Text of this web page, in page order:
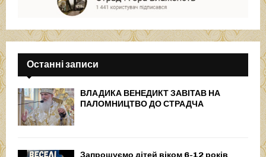
Останні записи
ВЛАДИКА ВЕНЕДИКТ ЗАВІТАВ НА
ПАЛОМНИЦТВО ДО СТРАДЧА